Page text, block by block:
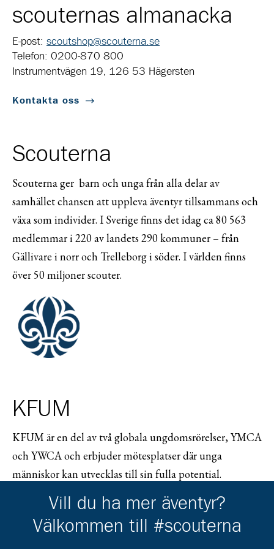
scouternas almanacka
E-post: scoutshop@scouterna.se
Telefon: 0200-870 800
Instrumentvägen 19, 126 53 Hägersten
Kontakta oss
Scouterna
Scouterna ger barn och unga från alla delar av
samhället chansen att uppleva äventyr tillsammans och
växa som individer. I Sverige finns det idag ca 80 563
medlemmar i 220 av landets 290 kommuner – från
Gällivare i norr och Trelleborg i söder. I världen finns
över 50 miljoner scouter.
KFUM
KFUM är en del av två globala ungdomsrörelser, YMCA
och YWCA och erbjuder mötesplatser där unga
människor kan utvecklas till sin fulla potential.
och når ca 70 miljoner människor. I Sverige samlar
KFUM ca 150 föreningar och ca 50 000 medlemmar.
Vill du ha mer äventyr?
Välkommen till #scouterna